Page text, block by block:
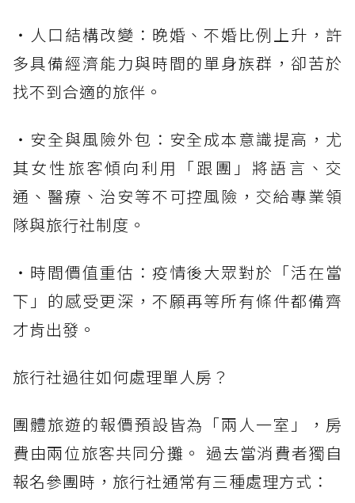
・人口結構改變：晚婚、不婚比例上升，許
多具備經濟能力與時間的單身族群，卻苦於
找不到合適的旅伴。
・安全與風險外包：安全成本意識提高，尤
其女性旅客傾向利用「跟團」將語言、交
通、醫療、治安等不可控風險，交給專業領
隊與旅行社制度。
・時間價值重估：疫情後大眾對於「活在當
下」的感受更深，不願再等所有條件都備齊
才肯出發。
旅行社過往如何處理單人房？
團體旅遊的報價預設皆為「兩人一室」，房
費由兩位旅客共同分攤。 過去當消費者獨自
報名參團時，旅行社通常有三種處理方式：